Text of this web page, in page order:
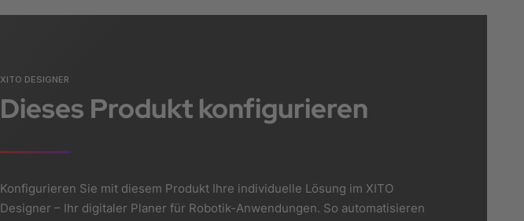
XITO DESIGNER
Dieses Produkt konfigurieren
Konfigurieren Sie mit diesem Produkt Ihre individuelle Lösung im XITO
Designer – Ihr digitaler Planer für Robotik-Anwendungen. So automatisieren